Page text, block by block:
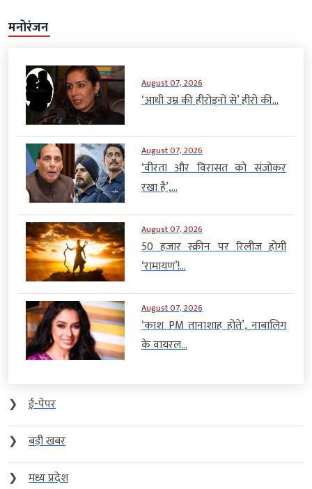
मनोरंजन
August 07, 2026
‘आधी उम्र की हीरोइनों से’ हीरो की...
August 07, 2026
‘वीरता और विरासत को संजोकर
रखा है’,...
August 07, 2026
50 हजार स्क्रीन पर रिलीज होगी
‘रामायण’!...
August 07, 2026
‘काश PM तानाशाह होते’, नाबालिग
के वायरल...
❯
ई-पेपर
❯
बड़ी खबर
❯
मध्य प्रदेश